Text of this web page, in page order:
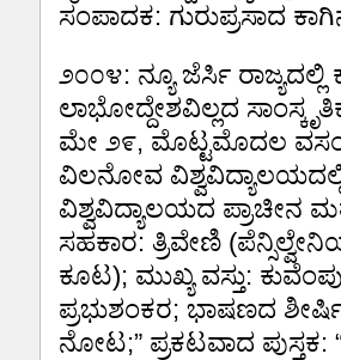
ಸಂಪಾದಕ: ಗುರುಪ್ರಸಾದ
೨೦೦೪: ನ್ಯೂ ಜೆರ್ಸಿ
ಲಾಭೋದ್ದೇಶವಿಲ್ಲದ
ಮೇ ೨೯, ಮೊಟ್ಟಮೊದಲ
ವಿಲನೋವ
ವಿಶ್ವವಿದ್ಯಾಲಯದ ಪ್ರಾಚೀನ
ಸಹಕಾರ: ತ್ರಿವೇಣಿ
ಕೂಟ); ಮುಖ್ಯ ವಸ್ತು:
ಪ್ರಭುಶಂಕರ; ಭಾಷಣದ
ನೋಟ;” ಪ್ರಕಟವಾದ ಪುಸ್ತಕ: